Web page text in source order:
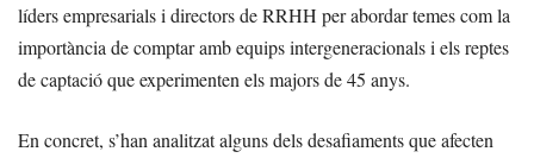
líders empresarials i directors de RRHH per abordar temes com la
importància de comptar amb equips intergeneracionals i els reptes
de captació que experimenten els majors de 45 anys.
En concret, s’han analitzat alguns dels desafiaments que afecten